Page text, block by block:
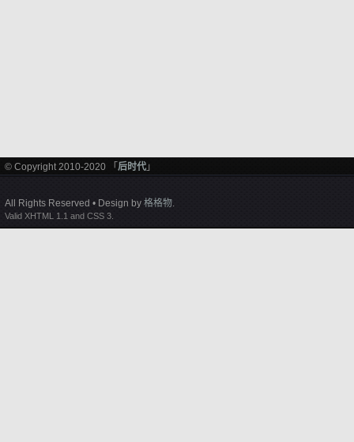
© Copyright 2010-2020 「 后时代 」
All Rights Reserved • Design by 格格物.
Valid XHTML 1.1 and CSS 3.